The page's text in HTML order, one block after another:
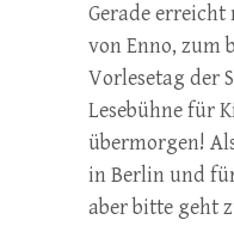
Gerade erreicht
von Enno, zum
Vorlesetag der
Lesebühne für
übermorgen!
in Berlin und
aber bitte geht